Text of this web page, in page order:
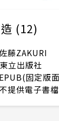
(12)
藤ZAKURI
東立出版社
EPUB(固定版
提供電子書